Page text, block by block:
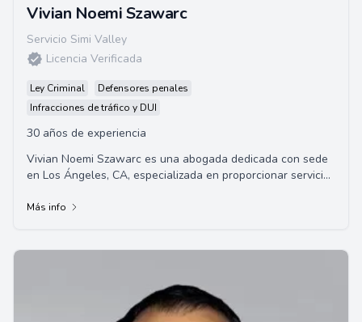
Vivian Noemi Szawarc
Servicio Simi Valley
Licencia Verificada
Ley Criminal
Defensores penales
Infracciones de tráfico y DUI
30 años de experiencia
Vivian Noemi Szawarc es una abogada dedicada con sede
en Los Ángeles, CA, especializada en proporcionar servicios
Más info